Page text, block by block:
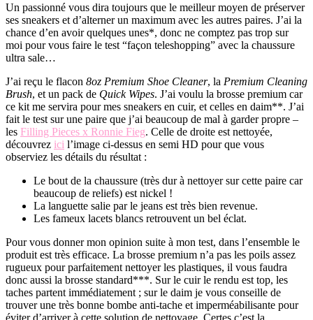
Un passionné vous dira toujours que le meilleur moyen de préserver
ses sneakers et d’alterner un maximum avec les autres paires. J’ai la
chance d’en avoir quelques unes*, donc ne comptez pas trop sur
moi pour vous faire le test “façon teleshopping” avec la chaussure
ultra sale…
J’ai reçu le flacon 8oz Premium Shoe Cleaner, la Premium Cleaning
Brush, et un pack de Quick Wipes. J’ai voulu la brosse premium car
ce kit me servira pour mes sneakers en cuir, et celles en daim**. J’ai
fait le test sur une paire que j’ai beaucoup de mal à garder propre –
les Filling Pieces x Ronnie Fieg. Celle de droite est nettoyée,
découvrez ici l’image ci-dessus en semi HD pour que vous
observiez les détails du résultat :
Le bout de la chaussure (très dur à nettoyer sur cette paire car
beaucoup de reliefs) est nickel !
La languette salie par le jeans est très bien revenue.
Les fameux lacets blancs retrouvent un bel éclat.
Pour vous donner mon opinion suite à mon test, dans l’ensemble le
produit est très efficace. La brosse premium n’a pas les poils assez
rugueux pour parfaitement nettoyer les plastiques, il vous faudra
donc aussi la brosse standard***. Sur le cuir le rendu est top, les
taches partent immédiatement ; sur le daim je vous conseille de
trouver une très bonne bombe anti-tache et imperméabilisante pour
éviter d’arriver à cette solution de nettoyage. Certes c’est la